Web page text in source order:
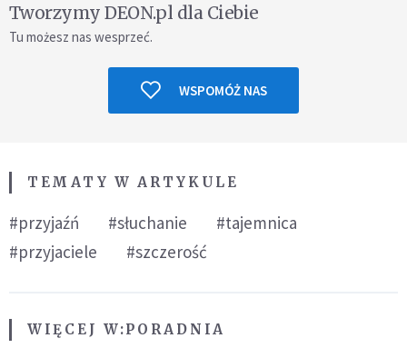
Tworzymy DEON.pl dla Ciebie
Tu możesz nas wesprzeć.
WSPOMÓŻ NAS
TEMATY W ARTYKULE
#przyjaźń #słuchanie
#tajemnica
#przyjaciele
#szczerość
WIĘCEJ W:PORADNIA